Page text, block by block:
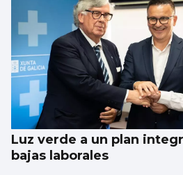
Luz verde a un plan
bajas laborales